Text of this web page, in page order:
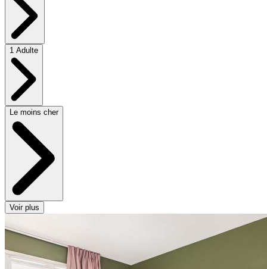
1 Adulte
Le moins cher
Voir plus